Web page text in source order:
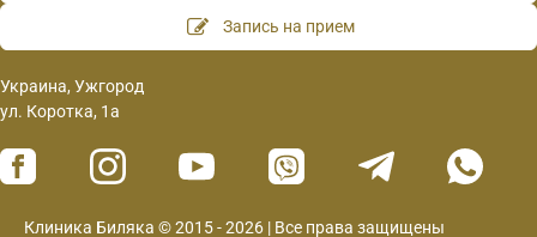
Запись на прием
Украина, Ужгород
ул. Коротка, 1а
Клиника Биляка © 2015 - 2026 | Все права защищены